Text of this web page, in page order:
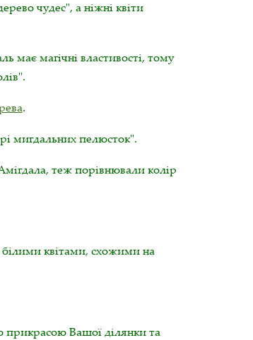
чудес", а ніжні квіти
має магічні властивості, тому
.
мигдальних пелюсток".
теж порівнювали колір
білими квітами, схожими на
прикрасою Вашої ділянки та